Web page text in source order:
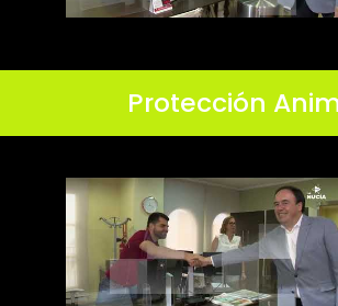
Protección